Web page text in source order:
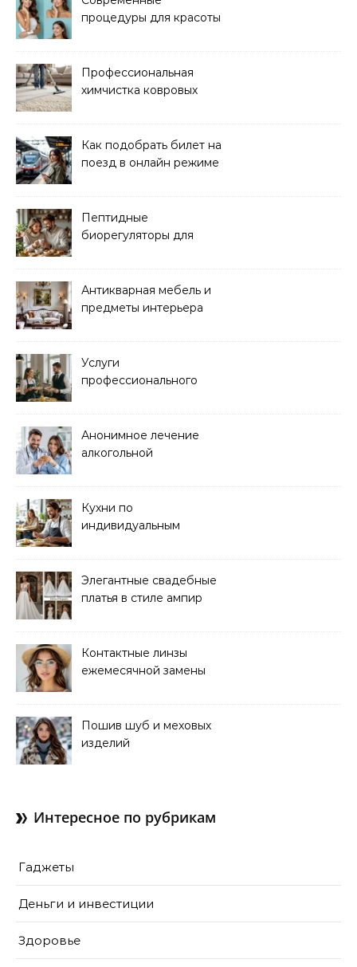
процедуры для красоты
Профессиональная
химчистка ковровых
Как подобрать билет на
поезд в онлайн режиме
Пептидные
биорегуляторы для
Антикварная мебель и
предметы интерьера
Услуги
профессионального
формата
Анонимное лечение
алкогольной
Кухни по
индивидуальным
Элегантные свадебные
платья в стиле ампир
Контактные линзы
ежемесячной замены
Пошив шуб и меховых
изделий
Интересное по рубрикам
Гаджеты
Деньги и инвестиции
Здоровье